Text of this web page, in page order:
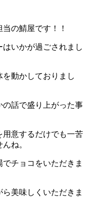
の鯖屋です！！
いかが過ごされまし
動かしておりまし
話で盛り上がった事
意するだけでも一苦
ね。
チョコをいただきま
美味しくいただきま